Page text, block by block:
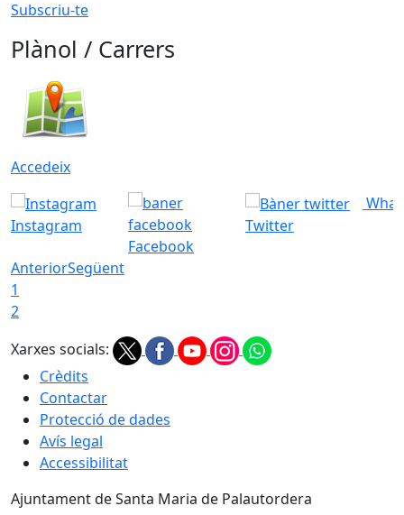
Subscriu-te
Plànol / Carrers
Accedeix
Instagram
Facebook
Twitter
AnteriorSegüent
1
2
Xarxes socials:
Crèdits
Contactar
Protecció de dades
Avís legal
Accessibilitat
Ajuntament de Santa Maria de Palautordera